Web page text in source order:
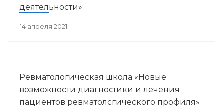
деятельности»
14 апреля 2021
Ревматологическая школа «Новые
возможности диагностики и лечения
пациентов ревматологического профиля»